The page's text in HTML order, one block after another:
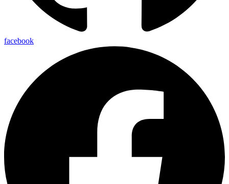
facebook